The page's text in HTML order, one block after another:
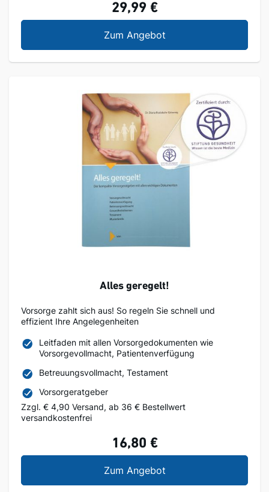
29,99 €
Zum AngebotHeidelberg in den
Alles geregelt!
Vorsorge zahlt sich aus! So regeln Sie schnell und
effizient Ihre Angelegenheiten
Leitfaden mit allen Vorsorgedokumenten wie
Vorsorgevollmacht, Patientenverfügung
Betreuungsvollmacht, Testament
Vorsorgeratgeber
Zzgl. € 4,90 Versand, ab 36 € Bestellwert
versandkostenfrei
16,80 €
Zum AngebotAlles geregelt!